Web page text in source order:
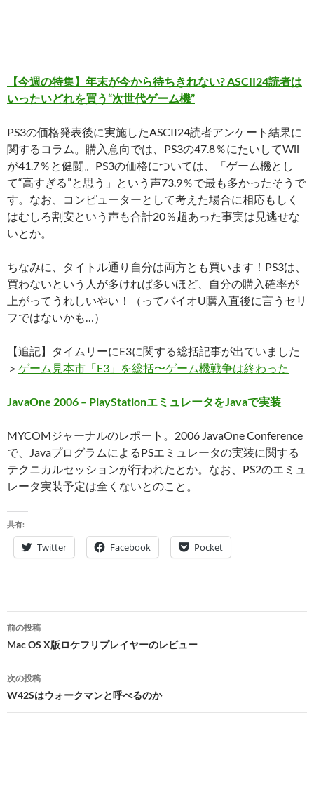
【今週の特集】年末が今から待ちきれない? ASCII24読者は
いったいどれを買う“次世代ゲーム機”
PS3の価格発表後に実施したASCII24読者アンケート結果に
関するコラム。購入意向では、PS3の47.8％にたいしてWii
が41.7％と健闘。PS3の価格については、「ゲーム機とし
て“高すぎる”と思う」という声73.9％で最も多かったそうで
す。なお、コンピューターとして考えた場合に相応もしく
はむしろ割安という声も合計20％超あった事実は見逃せな
いとか。
ちなみに、タイトル通り自分は両方とも買います！PS3は、
買わないという人が多ければ多いほど、自分の購入確率が
上がってうれしいやい！（ってバイオU購入直後に言うセリ
フではないかも…）
【追記】タイムリーにE3に関する総括記事が出ていました
＞ ゲーム見本市「E3」を総括〜ゲーム機戦争は終わった
JavaOne 2006 – PlayStationエミュレータをJavaで実装
MYCOMジャーナルのレポート。2006 JavaOne Conference
で、JavaプログラムによるPSエミュレータの実装に関する
テクニカルセッションが行われたとか。なお、PS2のエミュ
レータ実装予定は全くないとのこと。
共有:
Twitter Facebook Pocket
投
稿
ナ
ビ
ゲ
ー
前の投稿
Mac OS X版ロケフリプレイヤーのレビュー
次の投稿
W42Sはウォークマンと呼べるのか